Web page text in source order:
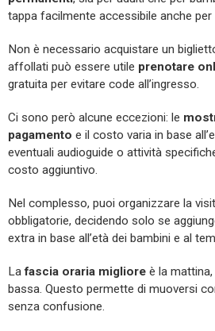
tappa facilmente accessibile anche per
Non è necessario acquistare un
affollati può essere utile prenotare
gratuita per evitare code all’ingresso.
Ci sono però alcune eccezioni: le
pagamento e il costo varia in base
eventuali audioguide o attività
costo aggiuntivo.
Nel complesso, puoi organizzare la
obbligatorie, decidendo solo se
extra in base all’età dei bambini e al
Lafascia oraria migliore è la mattina,
bassa. Questo permette di muoversi
senza confusione.